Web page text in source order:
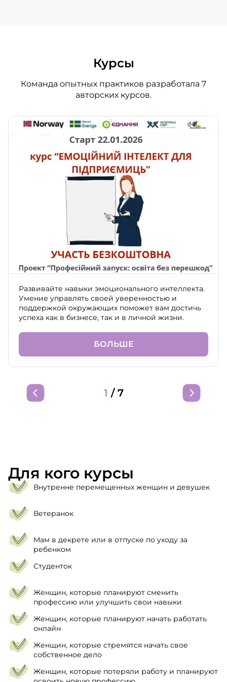
Курсы
Команда опытных практиков разработала 7
авторских курсов.
Развивайте навыки эмоционального интеллекта.
Умение управлять своей уверенностью и
поддержкой окружающих поможет вам достичь
успеха как в бизнесе, так и в личной жизни.
БОЛЬШЕ
1 / 7
Для кого курсы
Внутренне перемещенных женщин и девушек
Ветеранок
Мам в декрете или в отпуске по уходу за
ребенком
Студенток
Женщин, которые планируют сменить
профессию или улучшить свои навыки
Женщин, которые планируют начать работать
онлайн
Женщин, которые стремятся начать свое
собственное дело
Женщин, которые потеряли работу и планируют